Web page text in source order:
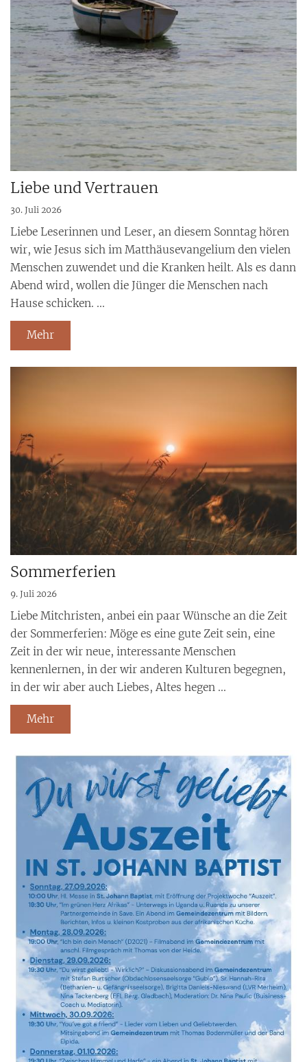
Liebe und Vertrauen
30. Juli 2026
Liebe Leserinnen und Leser, an diesem Sonntag hören
wir, wie Jesus sich im Matthäusevangelium den vielen
Menschen zuwendet und die Kranken heilt. Als es dann
Abend wird, wollen die Jünger die Menschen nach
Hause schicken. ...
Mehr
Sommerferien
9. Juli 2026
Liebe Mitchristen, anbei ein paar Wünsche an die Zeit
der Sommerferien: Möge es eine gute Zeit sein, eine
Zeit in der wir neue, interessante Menschen
kennenlernen, in der wir anderen Kulturen begegnen,
in der wir aber auch Liebes, Altes hegen ...
Mehr